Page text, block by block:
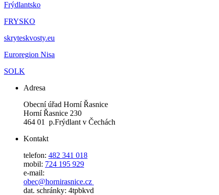
Frýdlantsko
FRYSKO
skryteskvosty.eu
Euroregion Nisa
SOLK
Adresa
Obecní úřad Horní Řasnice
Horní Řasnice 230
464 01 p.Frýdlant v Čechách
Kontakt
telefon: 482 341 018
mobil: 724 195 929
e-mail:
obec@hornirasnice.cz
dat. schránky: 4tpbkvd